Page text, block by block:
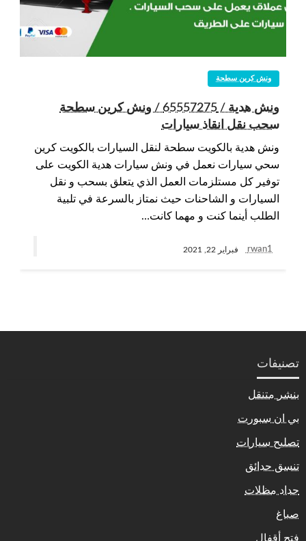
ونش كرين سطحة
ونش هدية / 65557275 / ونش كرين سطحة
سحب نقل انقاذ سيارات
ونش هدية بالكويت سطحة لنقل السيارات بالكويت كرين
سحي سيارات نعمل في ونش سيارات هدية الكويت على
توفير كل مستلزمات العمل الذي يتعلق بسحب و نقل
السيارات و الشاحنات حيث نمتاز بالسرعة في تلبية
الطلب أينما كنت و مهما كانت…
rwan1 فبراير 22, 2021
تصنيفات
بنشر متنقل
بي ان سبورت
تصليح سيارات
تنسق حدائق
حداد مظلات
صباغ
فتح أقفال